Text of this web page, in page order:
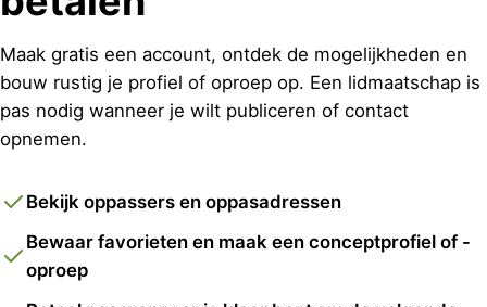
Maak gratis een account, ontdek de mogelijkheden en
bouw rustig je profiel of oproep op. Een lidmaatschap is
pas nodig wanneer je wilt publiceren of contact
opnemen.
Bekijk oppassers en oppasadressen
Bewaar favorieten en maak een conceptprofiel of -
oproep